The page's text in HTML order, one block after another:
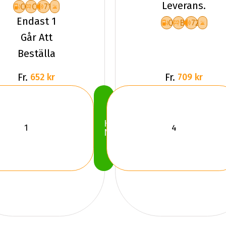
C C 71
Endast 1
Går Att
Beställa
Fr. 652 kr
Köp
Nu
XL
Leverans.
C B 72
Fr. 709 kr